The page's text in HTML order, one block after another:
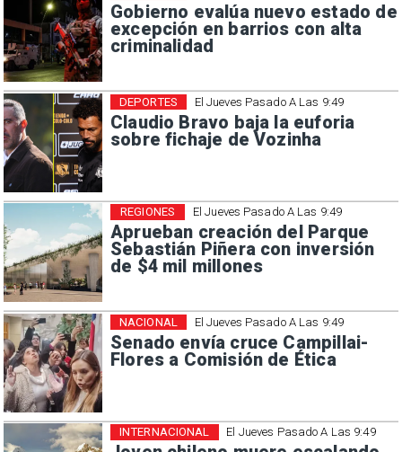
Gobierno evalúa nuevo estado de
excepción en barrios con alta
criminalidad
El Jueves Pasado A Las 9:49
Claudio Bravo baja la euforia
sobre fichaje de Vozinha
DEPORTES
El Jueves Pasado A Las 9:49
Aprueban creación del Parque
Sebastián Piñera con inversión
de $4 mil millones
REGIONES
El Jueves Pasado A Las 9:49
Senado envía cruce Campillai-
Flores a Comisión de Ética
NACIONAL
El Jueves Pasado A Las 9:49
INTERNACIONAL